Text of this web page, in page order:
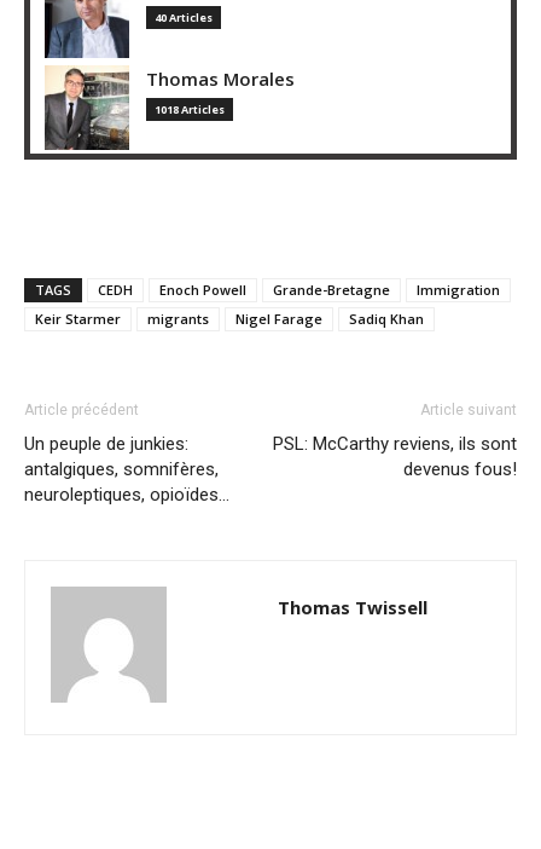
40 Articles
Thomas Morales
1018 Articles
TAGS CEDH Enoch Powell Grande-Bretagne
Immigration
Keir Starmer
migrants Nigel Farage Sadiq Khan
Article précédent
Un peuple de junkies:
antalgiques, somnifères,
neuroleptiques, opioïdes…
Article suivant
PSL: McCarthy reviens, ils sont
devenus fous!
Thomas Twissell